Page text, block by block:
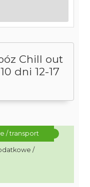
Chill out
dni 12-17
/ transport
/